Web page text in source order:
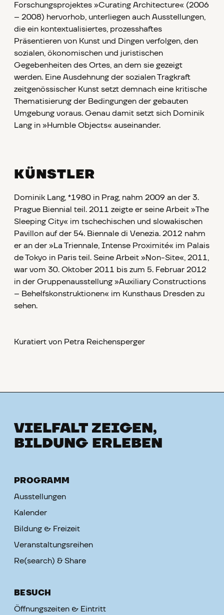
Forschungsprojektes »Curating Architecture« (2006
– 2008) hervorhob, unterliegen auch Ausstellungen,
die ein kontextualisiertes, prozesshaftes
Präsentieren von Kunst und Dingen verfolgen, den
sozialen, ökonomischen und juristischen
Gegebenheiten des Ortes, an dem sie gezeigt
werden. Eine Ausdehnung der sozialen Tragkraft
zeitgenössischer Kunst setzt demnach eine kritische
Thematisierung der Bedingungen der gebauten
Umgebung voraus. Genau damit setzt sich Dominik
Lang in »Humble Objects« auseinander.
KÜNSTLER
Dominik Lang, *1980 in Prag, nahm 2009 an der 3.
Prague Biennial teil. 2011 zeigte er seine Arbeit »The
Sleeping City« im tschechischen und slowakischen
Pavillon auf der 54. Biennale di Venezia. 2012 nahm
er an der »La Triennale, Intense Proximité« im Palais
de Tokyo in Paris teil. Seine Arbeit »Non-Site«, 2011,
war vom 30. Oktober 2011 bis zum 5. Februar 2012
in der Gruppenausstellung »Auxiliary Constructions
– Behelfskonstruktionen« im Kunsthaus Dresden zu
sehen.
Kuratiert von Petra Reichensperger
VIELFALT ZEIGEN,
BILDUNG ERLEBEN
PROGRAMM
Ausstellungen
Kalender
Bildung & Freizeit
Veranstaltungsreihen
Re(search) & Share
BESUCH
Öffnungszeiten & Eintritt